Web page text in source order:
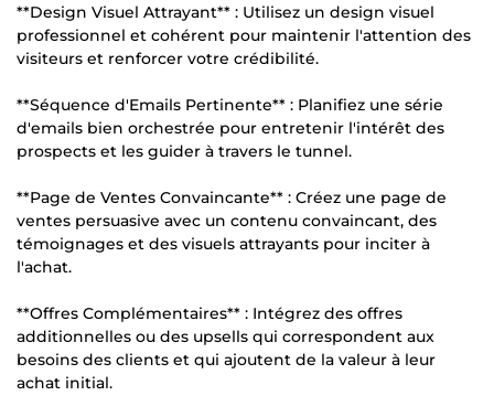
**Design Visuel Attrayant** : Utilisez un design visuel
professionnel et cohérent pour maintenir l'attention des
visiteurs et renforcer votre crédibilité.
**Séquence d'Emails Pertinente** : Planifiez une série
d'emails bien orchestrée pour entretenir l'intérêt des
prospects et les guider à travers le tunnel.
**Page de Ventes Convaincante** : Créez une page de
ventes persuasive avec un contenu convaincant, des
témoignages et des visuels attrayants pour inciter à
l'achat.
**Offres Complémentaires** : Intégrez des offres
additionnelles ou des upsells qui correspondent aux
besoins des clients et qui ajoutent de la valeur à leur
achat initial.